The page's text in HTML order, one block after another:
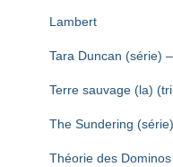
Lambert
Tara Duncan (série)
Terre sauvage (la)
The Sundering
Théorie des